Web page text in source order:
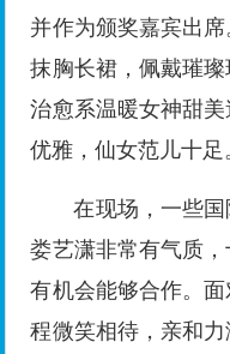
并作为颁奖嘉宾出
抹胸长裙，佩戴璀璨
治愈系温暖女神甜
优雅，仙女范儿十足
在现场，一些国
娄艺潇非常有气质
有机会能够合作。
程微笑相待，亲和